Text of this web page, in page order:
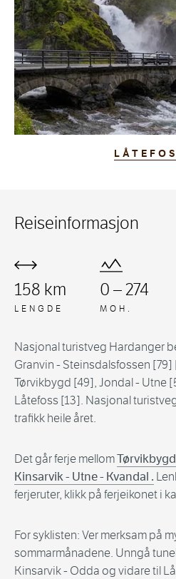
Reiseinformasjon
LENGDE
158 km
MOH.
0 – 274
Nasjonal turistveg Hardanger
Granvin - Steinsdalsfossen
Tørvikbygd [49], Jondal - Utne
Låtefoss [13]. Nasjonal
trafikk heile året.
Det går ferje mellom
Kinsarvik - Utne - Kvandal .
ferjeruter, klikk på ferjeikonet i
For syklisten: Ver merksam på
sommarmånadene. Unngå
Kinsarvik - Odda og vidare til